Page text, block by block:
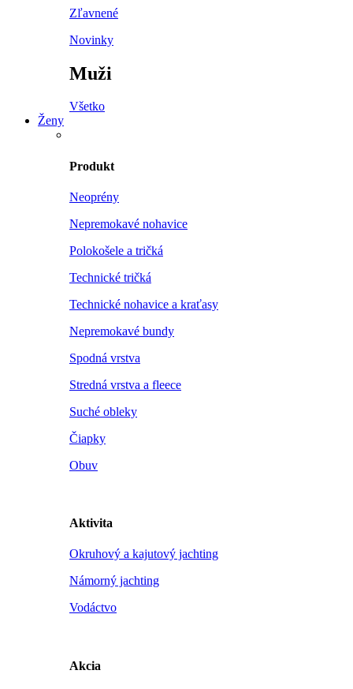
Zľavnené
Novinky
Muži
Všetko
Ženy
Produkt
Neoprény
Nepremokavé nohavice
Polokošele a tričká
Technické tričká
Technické nohavice a kraťasy
Nepremokavé bundy
Spodná vrstva
Stredná vrstva a fleece
Suché obleky
Čiapky
Obuv
Aktivita
Okruhový a kajutový jachting
Námorný jachting
Vodáctvo
Akcia